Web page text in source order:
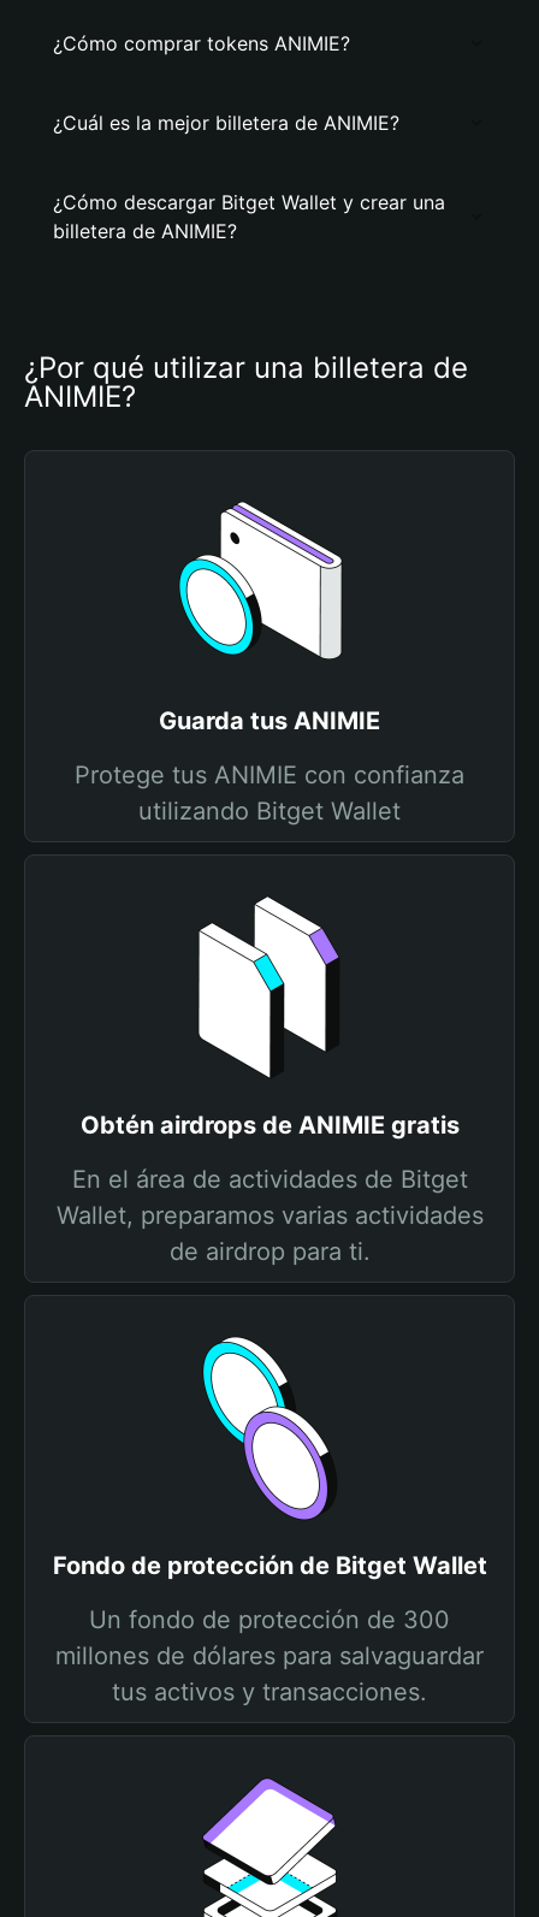
¿Cómo comprar tokens ANIMIE?
¿Cuál es la mejor billetera de ANIMIE?
¿Cómo descargar Bitget Wallet y crear una
billetera de ANIMIE?
¿Por qué utilizar una billetera de
ANIMIE?
Guarda tus ANIMIE
Protege tus ANIMIE con confianza
utilizando Bitget Wallet
Obtén airdrops de ANIMIE gratis
En el área de actividades de Bitget
Wallet, preparamos varias actividades
de airdrop para ti.
Fondo de protección de Bitget Wallet
Un fondo de protección de 300
millones de dólares para salvaguardar
tus activos y transacciones.